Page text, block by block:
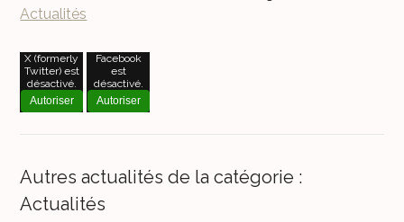
Actualités
X (formerly
Twitter) est
désactivé.
Autoriser
Facebook
est
désactivé.
Autoriser
Autres actualités de la catégorie :
Actualités